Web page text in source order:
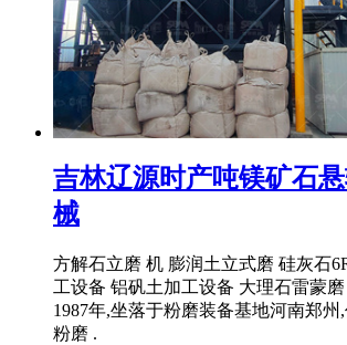
吉林辽源时产吨镁矿石
械
方解石立磨 机 膨润土立式磨 硅灰石
工设备 铝矾土加工设备 大理石雷蒙
1987年,坐落于粉磨装备基地河南郑
粉磨 .